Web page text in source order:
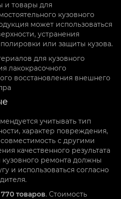
и товары для
кузовного
может использоваться
устранения
или защиты кузова.
для кузовного
лакокрасочного
восстановления внешнего
учитывать тип
характер повреждения,
с другими
качественного результата
ремонта должны
и использоваться согласно
770 товаров. Стоимость